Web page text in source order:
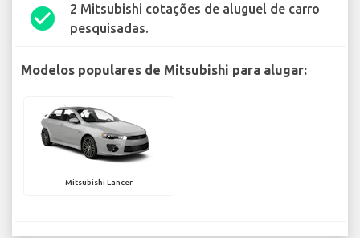
check_circle
2 Mitsubishi cotações de aluguel de carro
pesquisadas.
Modelos populares de Mitsubishi para alugar:
Mitsubishi Lancer